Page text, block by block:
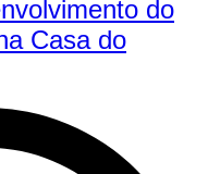
do
Casa do